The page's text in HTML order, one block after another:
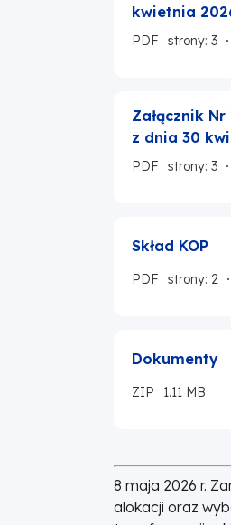
kwietnia
PDF strony: 3
Załącznik
z dnia 30
PDF strony: 3
Skład KOP
PDF strony: 2
Dokumenty
ZIP 1.11 MB
8 maja 2026 r.
alokacji oraz